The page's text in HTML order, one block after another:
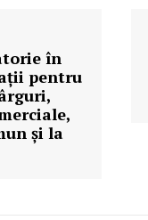
în
pentru
și la